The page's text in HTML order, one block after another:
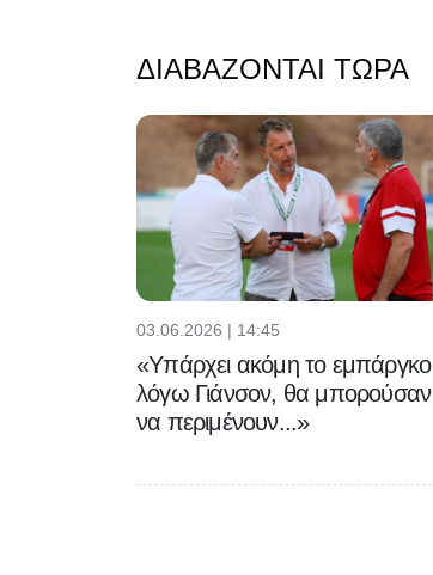
ΔΙΑΒΆΖΟΝΤΑΙ ΤΏΡΑ
03.06.2026 | 14:45
«Υπάρχει ακόμη το εμπάργκο
λόγω Γιάνσον, θα μπορούσαν
να περιμένουν...»